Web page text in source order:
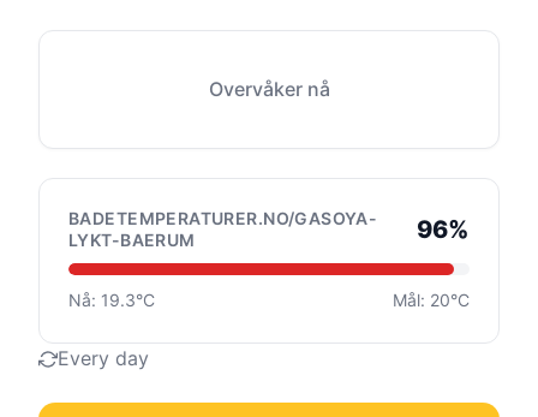
Overvåker nå
BADETEMPERATURER.NO/GASOYA-
LYKT-BAERUM
96%
Nå: 19.3°C Mål: 20°C
Every day